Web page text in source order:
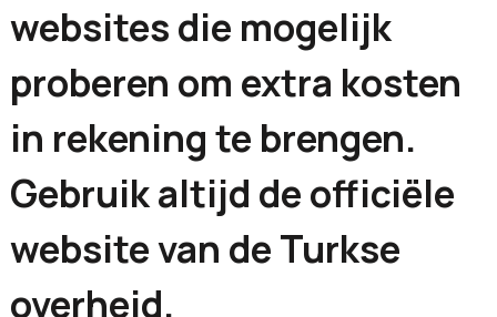
websites die mogelijk
proberen om extra kosten
in rekening te brengen.
Gebruik altijd de officiële
website van de Turkse
overheid.